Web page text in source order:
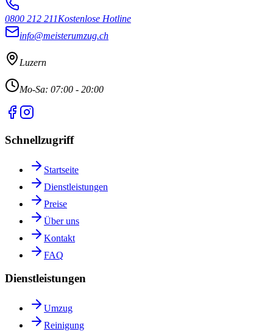
0800 212 211Kostenlose Hotline
info@meisterumzug.ch
Luzern
Mo-Sa: 07:00 - 20:00
Schnellzugriff
Startseite
Dienstleistungen
Preise
Über uns
Kontakt
FAQ
Dienstleistungen
Umzug
Reinigung